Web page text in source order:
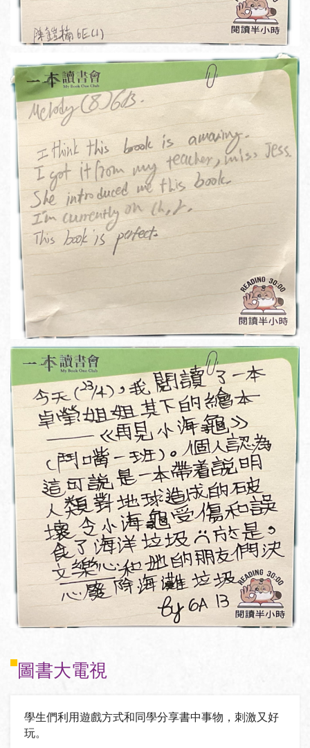
圖書大電視
學生們利用遊戲方式和同學分享書中事物，刺激又好
玩。